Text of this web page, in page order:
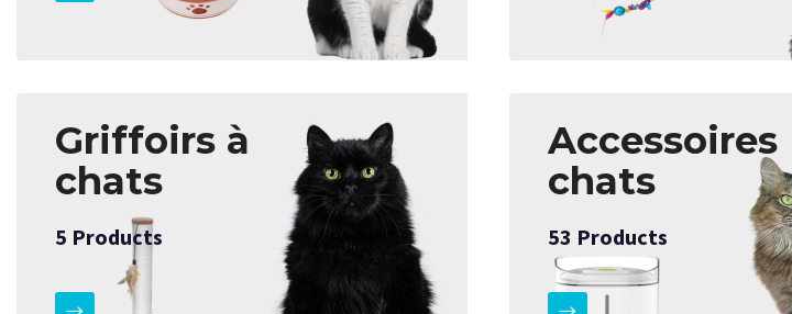
Griffoirs à
chats
5 Products
Accessoires
chats
53 Products